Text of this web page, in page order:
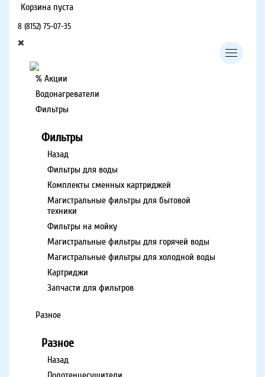
Корзина пуста
8 (8152) 75-07-35
% Акции
Водонагреватели
Фильтры
Фильтры
Назад
Фильтры для воды
Комплекты сменных картриджей
Магистральные фильтры для бытовой
техники
Фильтры на мойку
Магистральные фильтры для горячей воды
Магистральные фильтры для холодной воды
Картриджи
Запчасти для фильтров
Разное
Разное
Назад